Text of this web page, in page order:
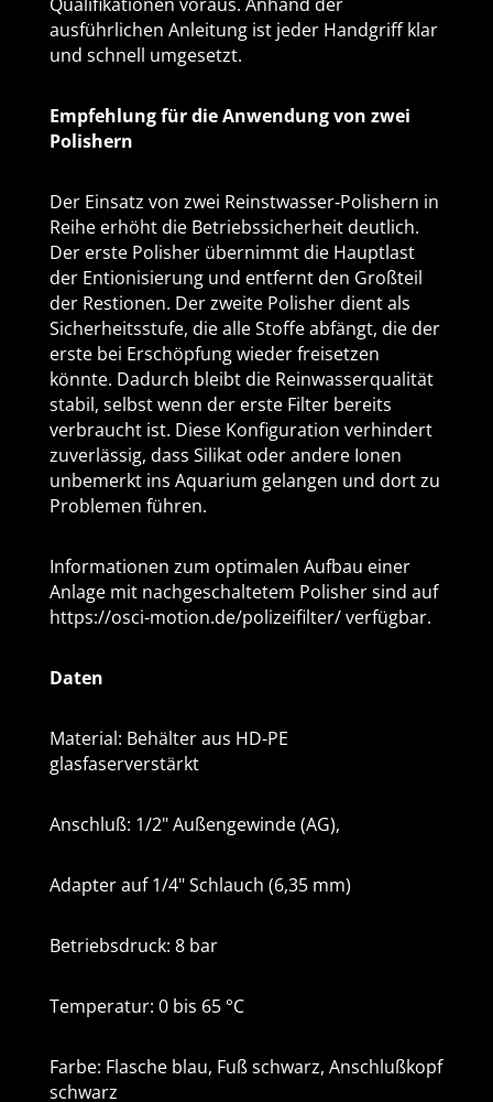
ausführlichen Anleitung ist jeder Handgriff klar
und schnell umgesetzt.
Empfehlung für die Anwendung von zwei
Polishern
Der Einsatz von zwei Reinstwasser‑Polishern in
Reihe erhöht die Betriebssicherheit deutlich.
Der erste Polisher übernimmt die Hauptlast
der Entionisierung und entfernt den Großteil
der Restionen. Der zweite Polisher dient als
Sicherheitsstufe, die alle Stoffe abfängt, die der
erste bei Erschöpfung wieder freisetzen
könnte. Dadurch bleibt die Reinwasserqualität
stabil, selbst wenn der erste Filter bereits
verbraucht ist. Diese Konfiguration verhindert
zuverlässig, dass Silikat oder andere Ionen
unbemerkt ins Aquarium gelangen und dort zu
Problemen führen.
Informationen zum optimalen Aufbau einer
Anlage mit nachgeschaltetem Polisher sind auf
https://osci-motion.de/polizeifilter/ verfügbar.
Daten
Material: Behälter aus HD-PE
glasfaserverstärkt
Anschluß: 1/2" Außengewinde (AG),
Adapter auf 1/4" Schlauch (6,35 mm)
Betriebsdruck: 8 bar
Temperatur: 0 bis 65 °C
Farbe: Flasche blau, Fuß schwarz, Anschlußkopf
schwarz